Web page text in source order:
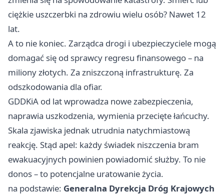
ciężkie uszczerbki na zdrowiu wielu osób? Nawet 12
lat.
A to nie koniec. Zarządca drogi i ubezpieczyciele mogą
domagać się od sprawcy regresu finansowego – na
miliony złotych. Za zniszczoną infrastrukturę. Za
odszkodowania dla ofiar.
GDDKiA od lat wprowadza nowe zabezpieczenia,
naprawia uszkodzenia, wymienia przecięte łańcuchy.
Skala zjawiska jednak utrudnia natychmiastową
reakcję. Stąd apel: każdy świadek niszczenia bram
ewakuacyjnych powinien powiadomić służby. To nie
donos – to potencjalne uratowanie życia.
na podstawie: Generalna Dyrekcja Dróg Krajowych